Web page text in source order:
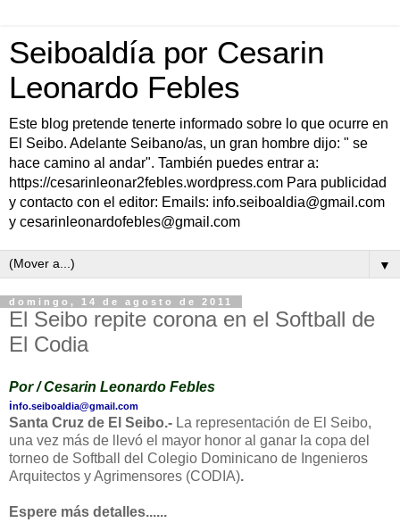
Seiboaldía por Cesarin
Leonardo Febles
Este blog pretende tenerte informado sobre lo que ocurre en
El Seibo. Adelante Seibano/as, un gran hombre dijo: " se
hace camino al andar". También puedes entrar a:
https://cesarinleonar2febles.wordpress.com Para publicidad
y contacto con el editor: Emails: info.seiboaldia@gmail.com
y cesarinleonardofebles@gmail.com
▼
domingo, 14 de agosto de 2011
El Seibo repite corona en el Softball de
El Codia
Por /Cesarin Leonardo Febles
info.seiboaldia@gmail.com
Santa Cruz de El Seibo.- La representación de El Seibo,
una vez más de llevó el mayor honor al ganar la copa del
torneo de Softball del Colegio Dominicano de Ingenieros
Arquitectos y Agrimensores (CODIA).
Espere más detalles......